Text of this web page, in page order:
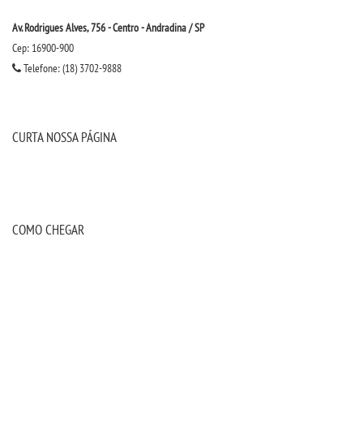
Av. Rodrigues Alves, 756 - Centro - Andradina / SP
Cep: 16900-900
Telefone: (18) 3702-9888
CURTA NOSSA PÁGINA
COMO CHEGAR